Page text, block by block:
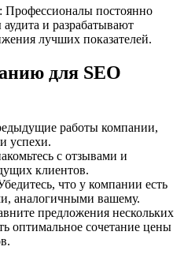
: Профессионалы постоянно
и разрабатывают
лучших показателей.
для SEO
работы компании,
успехи.
с отзывами и
клиентов.
что у компании есть
аналогичными вашему.
предложения нескольких
оптимальное сочетание цены